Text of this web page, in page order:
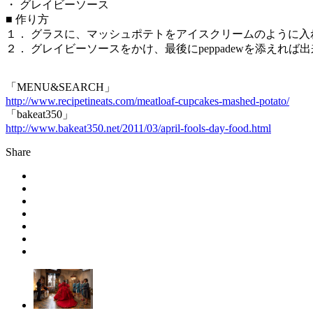
・ グレイビーソース
■ 作り方
１． グラスに、マッシュポテトをアイスクリームのように入
２． グレイビーソースをかけ、最後にpeppadewを添えれば出
「MENU&SEARCH」
http://www.recipetineats.com/meatloaf-cupcakes-mashed-potato/
「bakeat350」
http://www.bakeat350.net/2011/03/april-fools-day-food.html
Share